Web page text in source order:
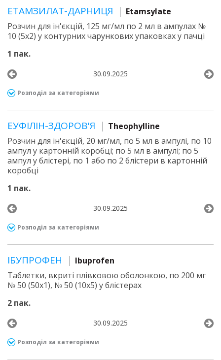
ЕТАМЗИЛАТ-ДАРНИЦЯ
Etamsylate
Розчин для ін'єкцій, 125 мг/мл по 2 мл в ампулах №
10 (5х2) у контурних чарункових упаковках у пачці
1 пак.
30.09.2025
Розподіл за категоріями
ЕУФІЛІН-ЗДОРОВ'Я
Theophylline
Розчин для ін'єкцій, 20 мг/мл, по 5 мл в ампулі, по 10
ампул у картонній коробці; по 5 мл в ампулі; по 5
ампул у блістері, по 1 або по 2 блістери в картонній
коробці
1 пак.
30.09.2025
Розподіл за категоріями
ІБУПРОФЕН
Ibuprofen
Таблетки, вкриті плівковою оболонкою, по 200 мг
№ 50 (50х1), № 50 (10х5) у блістерах
2 пак.
30.09.2025
Розподіл за категоріями